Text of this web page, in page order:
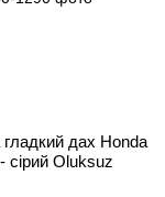
дах Honda
сірий Oluksuz